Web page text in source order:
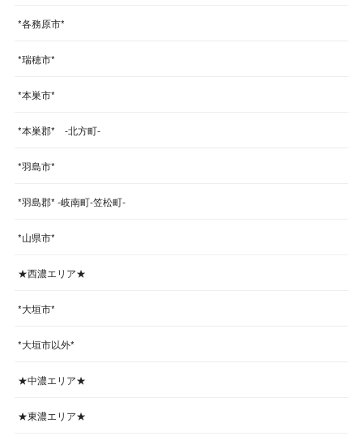
*各務原市*
*瑞穂市*
*本巣市*
*本巣郡* -北方町-
*羽島市*
*羽島郡* -岐南町-笠松町-
*山県市*
★西濃エリア★
*大垣市*
*大垣市以外*
★中濃エリア★
★東濃エリア★